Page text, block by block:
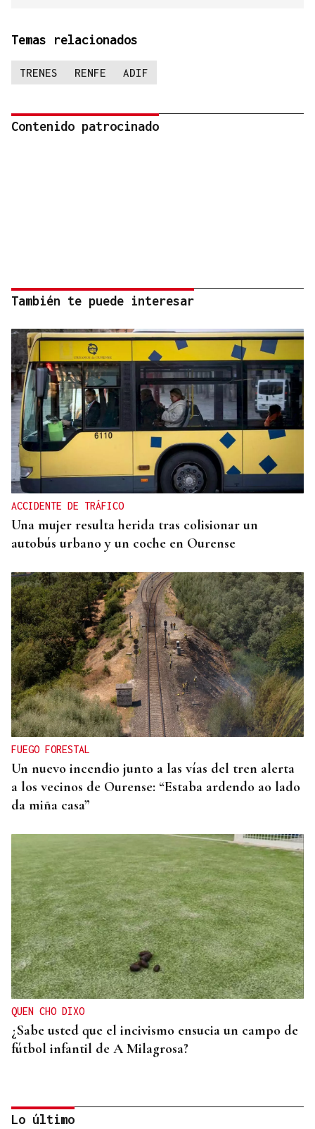
Temas relacionados
TRENES RENFE ADIF
Contenido patrocinado
También te puede interesar
ACCIDENTE DE TRÁFICO
Una mujer resulta herida tras colisionar un
autobús urbano y un coche en Ourense
FUEGO FORESTAL
Un nuevo incendio junto a las vías del tren alerta
a los vecinos de Ourense: “Estaba ardendo ao lado
da miña casa”
QUEN CHO DIXO
¿Sabe usted que el incivismo ensucia un campo de
fútbol infantil de A Milagrosa?
Lo último